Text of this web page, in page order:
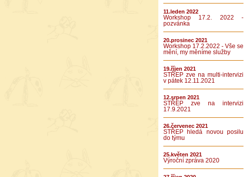
11.leden 2022
Workshop 17.2. 2022 -
pozvánka
20.prosinec 2021
Workshop 17.2.2022 - Vše se
mění, my měníme služby
19.říjen 2021
STŘEP zve na multi-intervizi
v pátek 12.11.2021
12.srpen 2021
STŘEP zve na intervizi
17.9.2021
26.červenec 2021
STŘEP hledá novou posilu
do týmu
25.květen 2021
Výroční zpráva 2020